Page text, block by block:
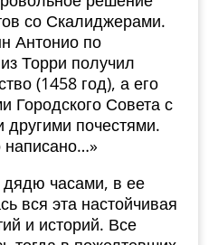
со Скалиджерами.
Антонио по
Торри получил
(1458 год), а его
Городского Совета с
другими почестями.
написано…»
часами, в ее
вся эта настойчивая
и историй. Все